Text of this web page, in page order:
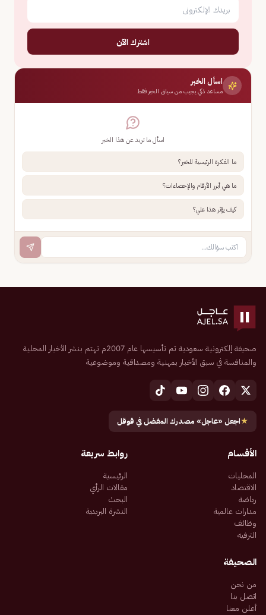
اشترك الآن
اسأل الخبر
مساعد ذكي يجيب من سياق الخبر فقط
اسأل ما تريد عن هذا الخبر
ما الفكرة الرئيسية للخبر؟
ما هي أبرز الأرقام والإحصاءات؟
كيف يؤثر هذا علي؟
صحيفة إلكترونية سعودية تم تأسيسها عام 2007م تهتم بنشر الأخبار المحلية
والمنافسة في سبق الأخبار بمهنية ومصداقية وموضوعية
★اجعل «عاجل» مصدرك المفضل في قوقل
الأقسام
المحليات
الاقتصاد
رياضة
مدارات عالمية
وظائف
الترفيه
روابط سريعة
الرئيسية
مقالات الرأي
البحث
النشرة البريدية
الصحيفة
من نحن
اتصل بنا
أعلن معنا